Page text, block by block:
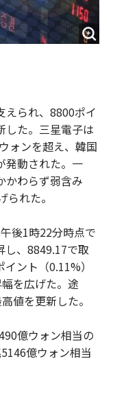
えられ、8800ポイ
した。三星電子は
ォンを超え、韓国
発動された。一
かわらず弱含み
れた。
後1時22分時点で
し、8849.17で取
ント（0.11%）
を広げた。途
値を更新した。
億ウォン相当の
億ウォン相当